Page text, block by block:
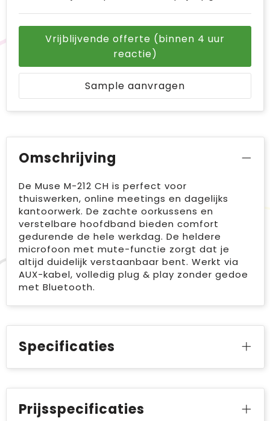
Vrijblijvende offerte (binnen 4 uur
reactie)
Sample aanvragen
Omschrijving
De Muse M-212 CH is perfect voor
thuiswerken, online meetings en dagelijks
kantoorwerk. De zachte oorkussens en
verstelbare hoofdband bieden comfort
gedurende de hele werkdag. De heldere
microfoon met mute-functie zorgt dat je
altijd duidelijk verstaanbaar bent. Werkt via
AUX-kabel, volledig plug & play zonder gedoe
met Bluetooth.
Specificaties
Prijsspecificaties